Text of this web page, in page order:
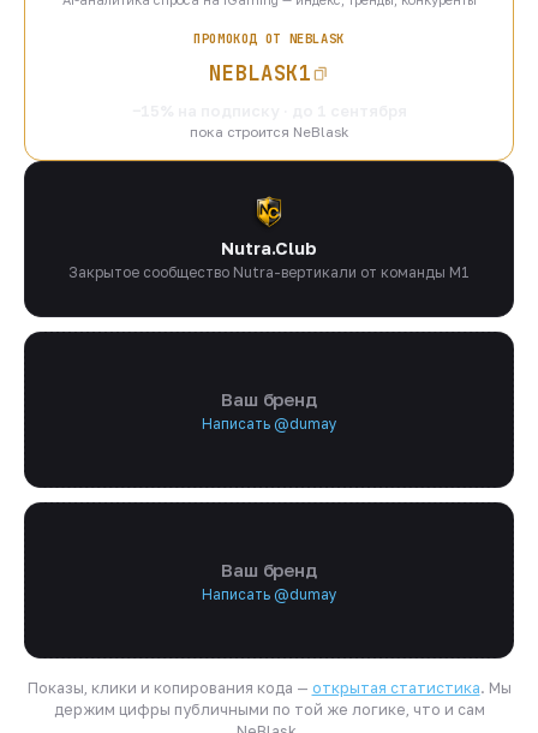
ПРОМОКОД ОТ NEBLASK
NEBLASK1
пока строится NeBlask
Nutra.Club
Закрытое сообщество Nutra-вертикали от команды M1
Ваш бренд
Написать @dumay
Ваш бренд
Написать @dumay
Показы, клики и копирования кода — открытая статистика. Мы
держим цифры публичными по той же логике, что и сам